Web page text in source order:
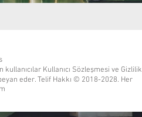
Kullanıcı Sözleşmesi ve Gizlilik
eder. Telif Hakkı © 2018-2028. Her